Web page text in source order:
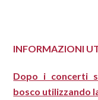
INFORMAZIONI
Dopo i concerti
bosco utilizzando